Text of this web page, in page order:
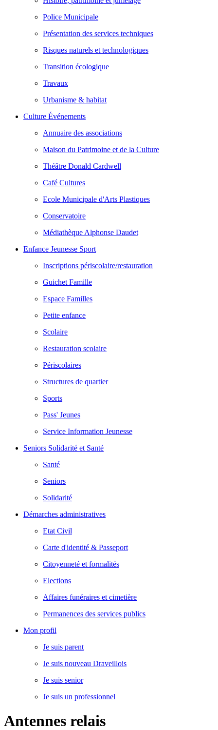
Police Municipale
Présentation des services techniques
Risques naturels et technologiques
Transition écologique
Travaux
Urbanisme & habitat
Culture Événements
Annuaire des associations
Maison du Patrimoine et de la Culture
Théâtre Donald Cardwell
Café Cultures
Ecole Municipale d'Arts Plastiques
Conservatoire
Médiathèque Alphonse Daudet
Enfance Jeunesse Sport
Inscriptions périscolaire/restauration
Guichet Famille
Espace Familles
Petite enfance
Scolaire
Restauration scolaire
Périscolaires
Structures de quartier
Sports
Pass' Jeunes
Service Information Jeunesse
Seniors Solidarité et Santé
Santé
Seniors
Solidarité
Démarches administratives
Etat Civil
Carte d'identité & Passeport
Citoyenneté et formalités
Elections
Affaires funéraires et cimetière
Permanences des services publics
Mon profil
Je suis parent
Je suis nouveau Draveillois
Je suis senior
Je suis un professionnel
Antennes relais